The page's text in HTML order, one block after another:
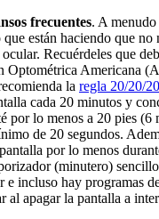
frecuentes. A menudo
que están haciendo que no
Recuérdeles que
Optométrica Americana
la regla 20/20/20
cada 20 minutos y
por lo menos a 20 pies (6
de 20 segundos.
por lo menos
(minutero)
e incluso hay programas
al apagar la pantalla a